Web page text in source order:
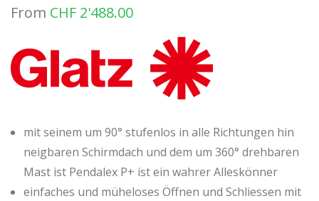
From CHF 2'488.00
mit seinem um 90° stufenlos in alle Richtungen hin
neigbaren Schirmdach und dem um 360° drehbaren
Mast ist Pendalex P+ ist ein wahrer Alleskönner
einfaches und müheloses Öffnen und Schliessen mit